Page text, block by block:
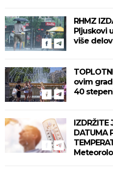
RHMZ
Pljuskovi
više
ovim
40
IZDRŽITE
DATUMA